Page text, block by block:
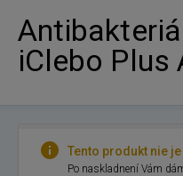
iClebo Plus
Tento produkt nie
Po naskladnení Vám